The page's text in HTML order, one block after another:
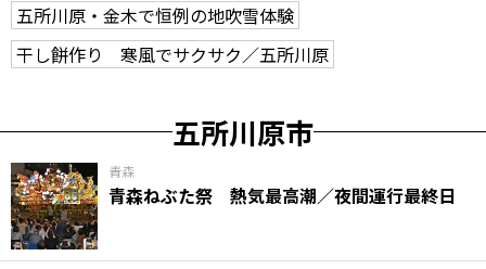
五所川原・金木で恒例の地吹雪体験
干し餅作り 寒風でサクサク／五所川原
五所川原市
青森
青森ねぶた祭 熱気最高潮／夜間運行最終日